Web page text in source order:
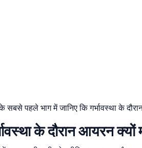
पहले भाग में जानिए कि गर्भावस्था के
के दौरान आयरन क्यों